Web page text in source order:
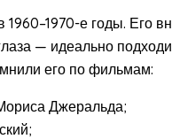
е годы. Его
— идеально
его по фильмам:
Джеральда;